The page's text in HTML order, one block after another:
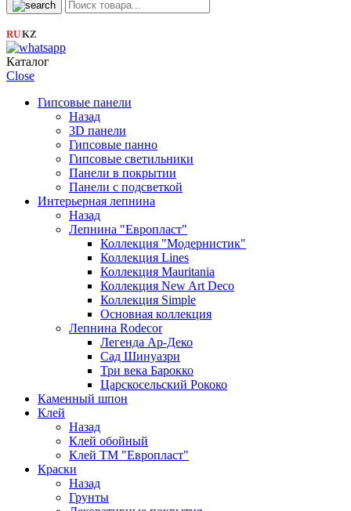
RU|KZ
Каталог
Close
Гипсовые панели
Назад
3D панели
Гипсовые панно
Гипсовые светильники
Панели в покрытии
Панели с подсветкой
Интерьерная лепнина
Назад
Лепнина "Европласт"
Коллекция "Модернистик"
Коллекция Lines
Коллекция Mauritania
Коллекция New Art Deco
Коллекция Simple
Основная коллекция
Лепнина Rodecor
Легенда Ар-Деко
Сад Шинуазри
Три века Барокко
Царскосельский Рококо
Каменный шпон
Клей
Назад
Клей обойный
Клей ТМ "Европласт"
Краски
Назад
Грунты